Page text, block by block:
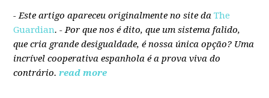
- Este artigo apareceu originalmente no site daThe
Guardian. - Por que nos é dito, que um sistema falido,
que cria grande desigualdade, é nossa única opção? Uma
incrível cooperativa espanhola é a prova viva do
contrário. read more